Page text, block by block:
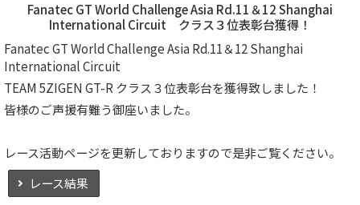
Fanatec GT World Challenge Asia Rd.11＆12 Shanghai
International Circuit クラス３位表彰台獲得！
Fanatec GT World Challenge Asia Rd.11＆12 Shanghai
International Circuit
TEAM 5ZIGEN GT-R クラス３位表彰台を獲得致しました！
皆様のご声援有難う御座いました。
レース活動ページを更新しておりますので是非ご覧ください。
レース結果